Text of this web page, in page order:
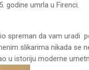
godine umrla u Firenci.
spreman da vam uradi
slikarima nikada se
u istoriju moderne